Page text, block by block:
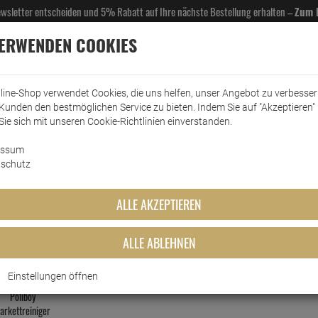
entscheiden und 5% Rabatt auf Ihre nächste Bestellung erhalten –Zum
& GASTROBEDARF DROGERIE KÜCHE & HAUSHALT KFZ
Sprays & Marker
Holz-
PRODUKTE DIESER
Poliboy
COOKIES
Shop verwendet Cookies, die uns helfen, unser Angebot zu
den bestmöglichen Service zu bieten. Indem Sie auf "Akzeptieren"
sich mit unseren Cookie-Richtlinien einverstanden.
ALLE AKZEPTIEREN
ALLE ABLEHNEN
Einstellungen öffnen